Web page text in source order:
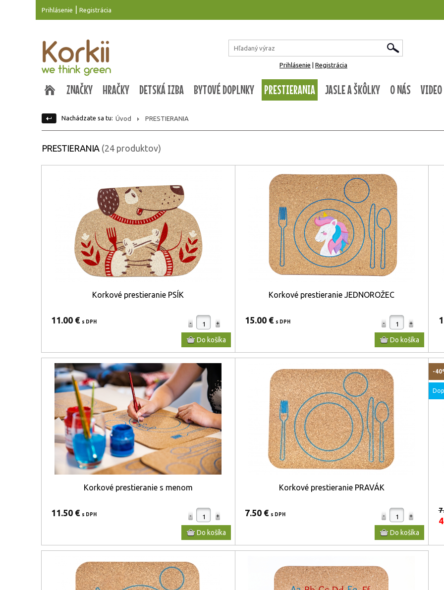
Prihlásenie Registrácia
Prihlásenie Registrácia
ZNAČKY HRAČKY DETSKÁ IZBA BYTOVÉ DOPLNKY PRESTIERANIA JASLE A ŠKÔLKY O NÁS VIDEO
Nachádzate sa tu: Úvod PRESTIERANIA
PRESTIERANIA (24 produktov)
Korkové prestieranie PSÍK
11.00 € s DPH
Korkové prestieranie JEDNOROŽEC
15.00 € s DPH
Korkové prestieranie s menom
11.50 € s DPH
Korkové prestieranie PRAVÁK
7.50 € s DPH
-